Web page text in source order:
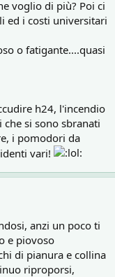
voglio di più? Poi ci
ed i costi universitari
o fatigante....quasi
h24, l'incendio
si sono sbranati
i pomodori da
vari!
anzi un poco ti
e piovoso
di pianura e collina
riproporsi,